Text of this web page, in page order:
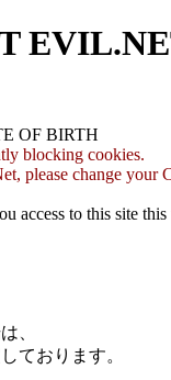
OF BIRTH
blocking cookies.
please change your
access to this site this
、
ております。